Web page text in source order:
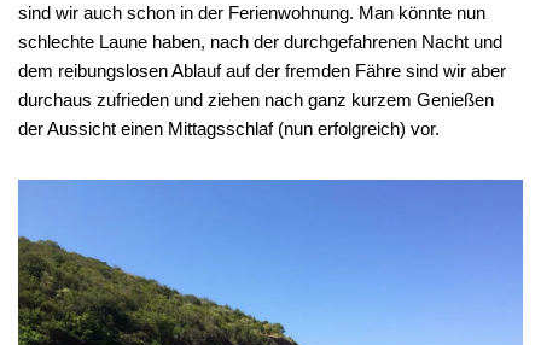
sind wir auch schon in der Ferienwohnung. Man könnte nun
schlechte Laune haben, nach der durchgefahrenen Nacht und
dem reibungslosen Ablauf auf der fremden Fähre sind wir aber
durchaus zufrieden und ziehen nach ganz kurzem Genießen
der Aussicht einen Mittagsschlaf (nun erfolgreich) vor.